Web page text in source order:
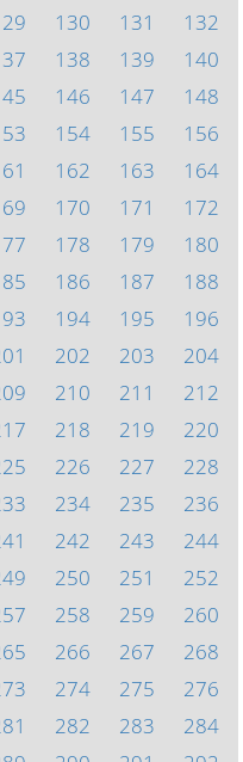
130 131
132
138 139
140
146 147
148
154 155
156
162 163
164
170 171
172
178 179
180
186 187
188
194 195
196
202 203
204
210 211
212
218 219
220
226 227
228
234 235
236
242 243
244
250 251
252
258 259
260
266 267
268
274 275
276
282 283
284